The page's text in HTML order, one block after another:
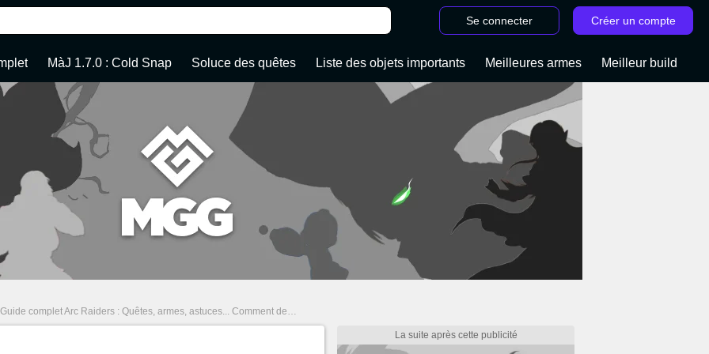
Se connecter Créer un compte
MàJ 1.7.0 : Cold Snap Soluce des quêtes Liste des objets importants Meilleures armes Meilleur build
Guide complet Arc Raiders : Quêtes, armes, astuces... Comment devenir le Raider ultime !